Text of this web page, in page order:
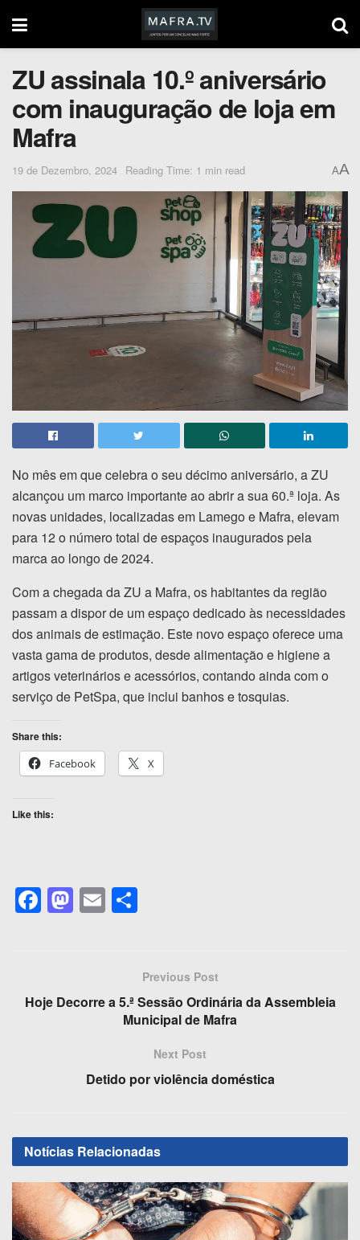
ZU assinala 10.º aniversário
com inauguração de loja em
Mafra
19 de Dezembro, 2024 Reading Time: 1 min read AA
No mês em que celebra o seu décimo aniversário, a ZU
alcançou um marco importante ao abrir a sua 60.ª loja. As
novas unidades, localizadas em Lamego e Mafra, elevam
para 12 o número total de espaços inaugurados pela
marca ao longo de 2024.
Com a chegada da ZU a Mafra, os habitantes da região
passam a dispor de um espaço dedicado às necessidades
dos animais de estimação. Este novo espaço oferece uma
vasta gama de produtos, desde alimentação e higiene a
artigos veterinários e acessórios, contando ainda com o
serviço de PetSpa, que inclui banhos e tosquias.
Share this:
Facebook
X
Like this:
F
b
M
d
E
e
Previous Post
Hoje Decorre a 5.ª Sessão Ordinária da Assembleia
Municipal de Mafra
Next Post
Detido por violência doméstica
Notícias Relacionadas